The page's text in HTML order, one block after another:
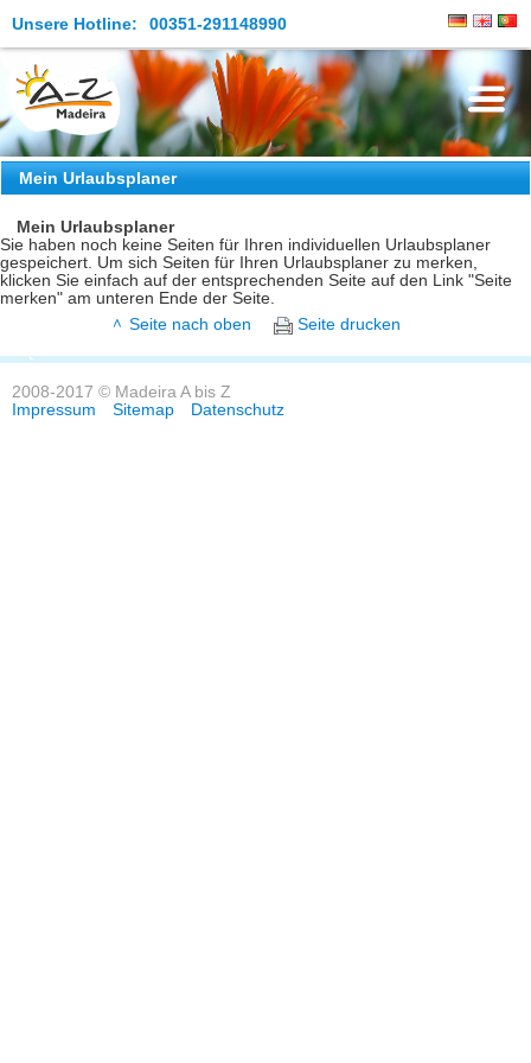
Unsere Hotline: 00351-291148990
Die Insel
Madeira Erleben
Aktuelles
Reiseangebote
Kontakt
Mein Urlaubsplaner
Mein Urlaubsplaner
Sie haben noch keine Seiten für Ihren individuellen Urlaubsplaner
gespeichert. Um sich Seiten für Ihren Urlaubsplaner zu merken,
klicken Sie einfach auf der entsprechenden Seite auf den Link "Seite
merken" am unteren Ende der Seite.
Seite nach oben
Seite drucken
2008-2017 © Madeira A bis Z
Impressum
Sitemap Datenschutz